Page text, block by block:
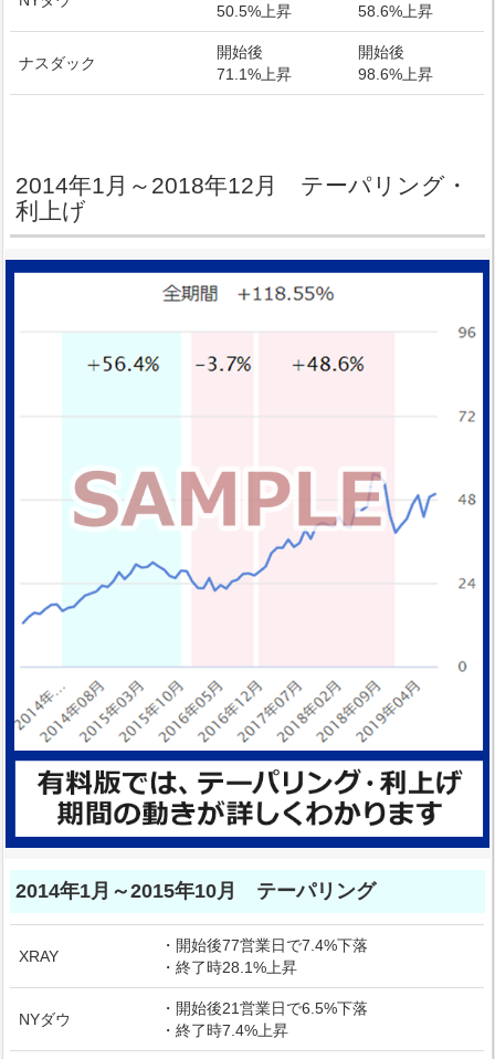
50.5%上昇
58.6%上昇
ナスダック
開始後
71.1%上昇
開始後
98.6%上昇
2014年1月～2018年12月 テーパリング・
利上げ
2014年1月～2015年10月 テーパリング
XRAY
・開始後77営業日で7.4%下落
・終了時28.1%上昇
NYダウ
・開始後21営業日で6.5%下落
・終了時7.4%上昇